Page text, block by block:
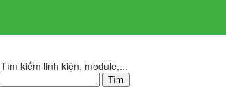
Tìm kiếm linh kiện, module,...